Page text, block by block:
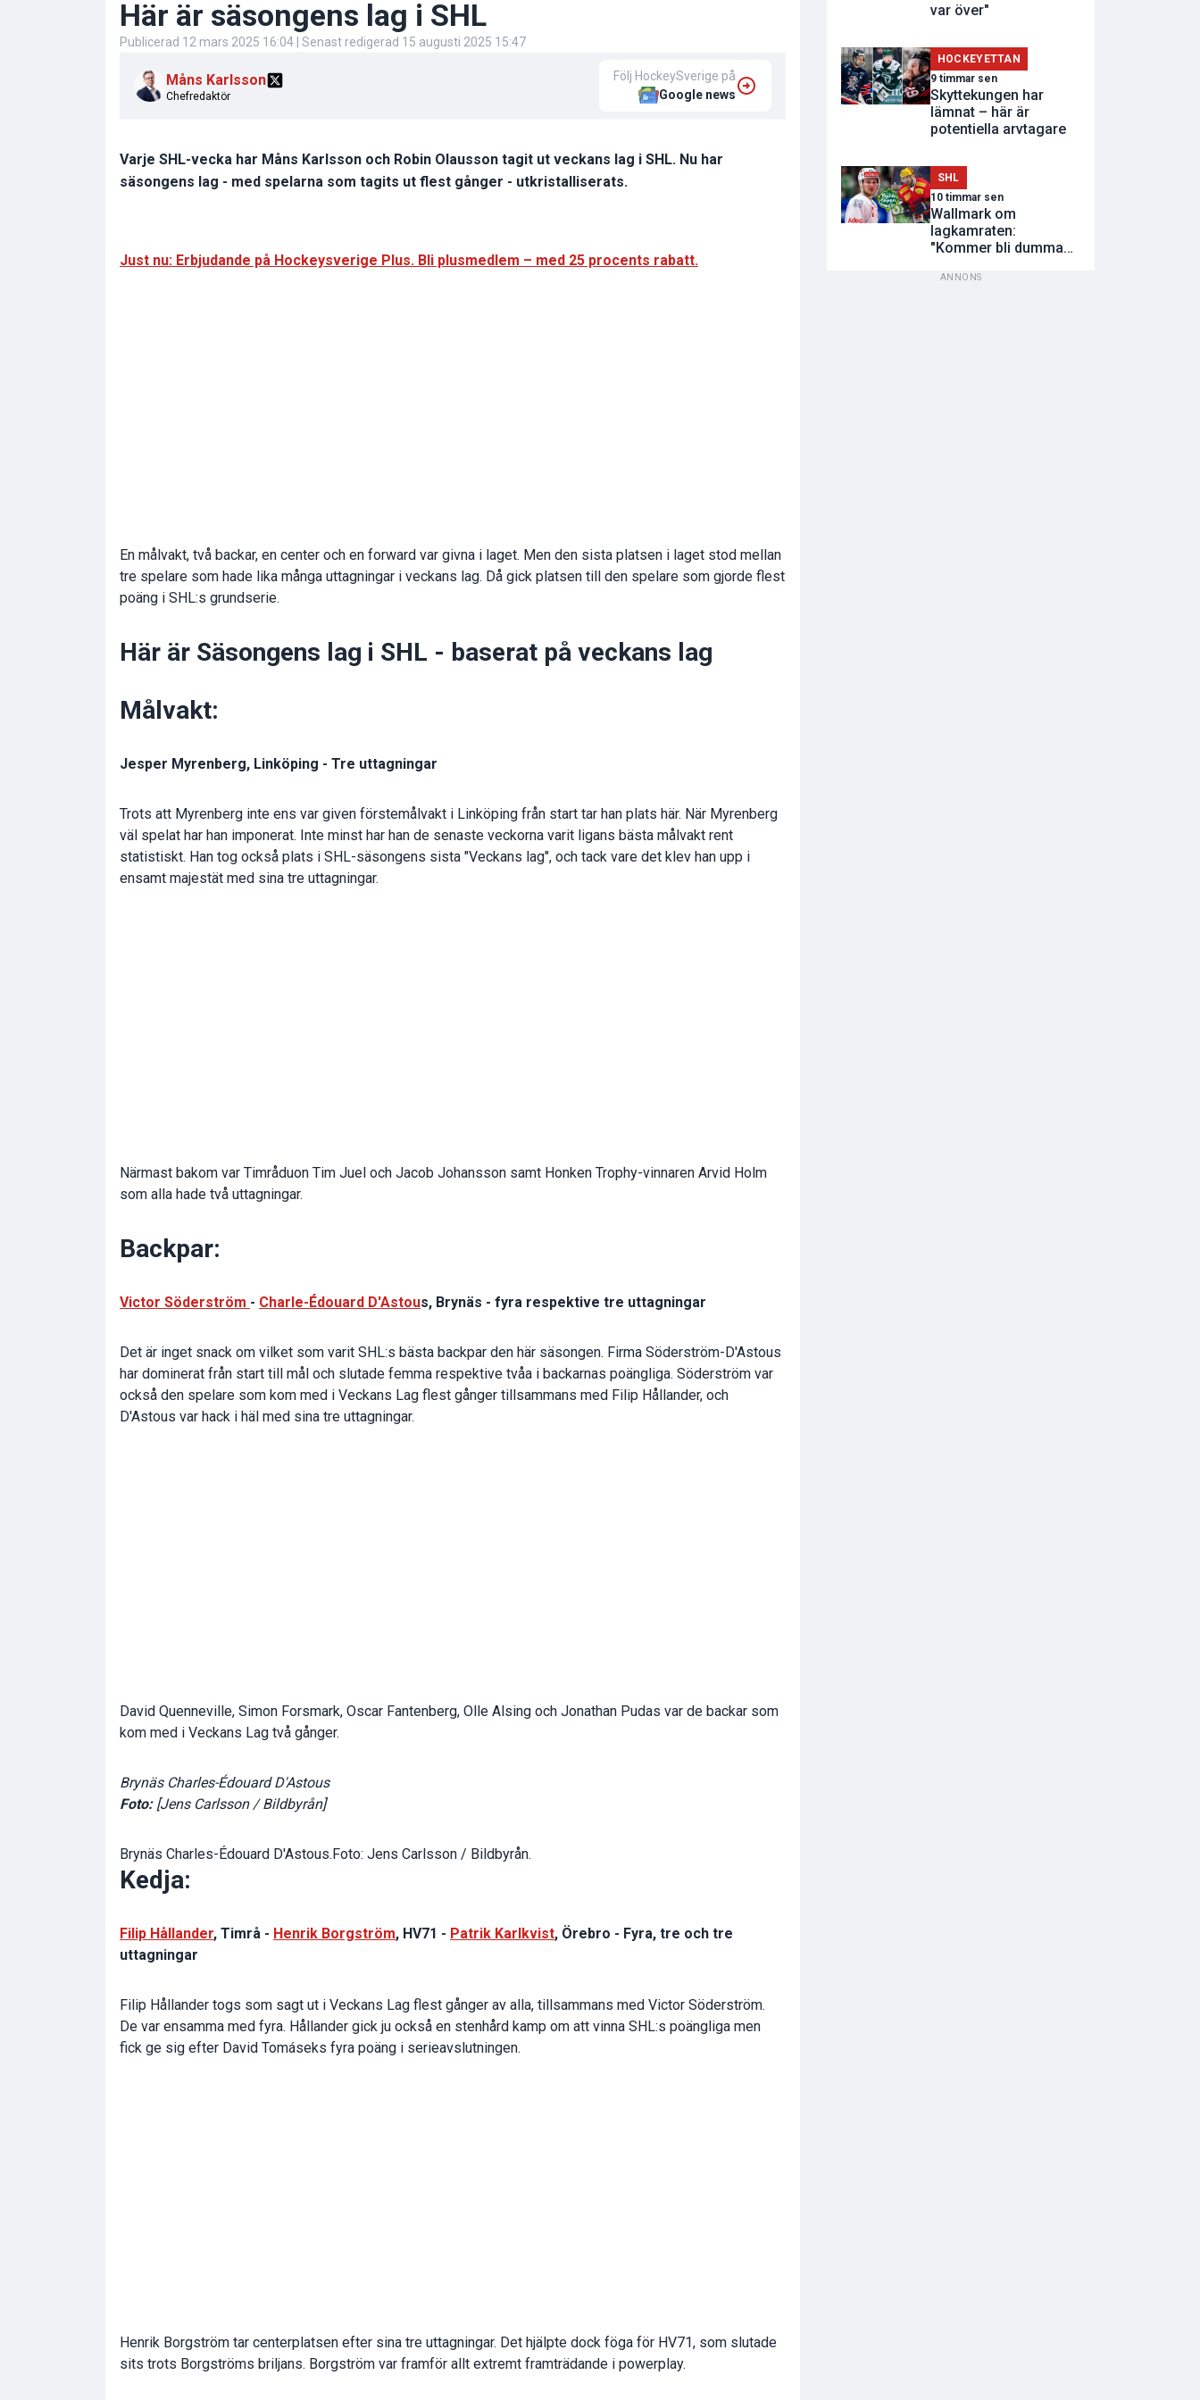
Här är säsongens lag i SHL
Publicerad 12 mars 2025 16:04 | Senast redigerad 15 augusti 2025 15:47
Måns Karlsson
Chefredaktör
Följ HockeySverige på
Google news
Varje SHL-vecka har Måns Karlsson och Robin Olausson tagit ut veckans lag i SHL. Nu har
säsongens lag - med spelarna som tagits ut flest gånger - utkristalliserats.
Just nu: Erbjudande på Hockeysverige Plus. Bli plusmedlem – med 25 procents rabatt.
En målvakt, två backar, en center och en forward var givna i laget. Men den sista platsen i laget stod mellan
tre spelare som hade lika många uttagningar i veckans lag. Då gick platsen till den spelare som gjorde flest
poäng i SHL:s grundserie.
Här är Säsongens lag i SHL - baserat på veckans lag
Målvakt:
Jesper Myrenberg, Linköping - Tre uttagningar
Trots att Myrenberg inte ens var given förstemålvakt i Linköping från start tar han plats här. När Myrenberg
väl spelat har han imponerat. Inte minst har han de senaste veckorna varit ligans bästa målvakt rent
statistiskt. Han tog också plats i SHL-säsongens sista "Veckans lag", och tack vare det klev han upp i
ensamt majestät med sina tre uttagningar.
Närmast bakom var Timråduon Tim Juel och Jacob Johansson samt Honken Trophy-vinnaren Arvid Holm
som alla hade två uttagningar.
Backpar:
Victor Söderström - Charle-Édouard D'Astous, Brynäs - fyra respektive tre uttagningar
Det är inget snack om vilket som varit SHL:s bästa backpar den här säsongen. Firma Söderström-D'Astous
har dominerat från start till mål och slutade femma respektive tvåa i backarnas poängliga. Söderström var
också den spelare som kom med i Veckans Lag flest gånger tillsammans med Filip Hållander, och
D'Astous var hack i häl med sina tre uttagningar.
David Quenneville, Simon Forsmark, Oscar Fantenberg, Olle Alsing och Jonathan Pudas var de backar som
kom med i Veckans Lag två gånger.
Brynäs Charles-Édouard D'Astous
Foto: [Jens Carlsson / Bildbyrån]
Brynäs Charles-Édouard D'Astous.Foto: Jens Carlsson / Bildbyrån.
Kedja:
Filip Hållander, Timrå - Henrik Borgström, HV71 - Patrik Karlkvist, Örebro - Fyra, tre och tre
uttagningar
Filip Hållander togs som sagt ut i Veckans Lag flest gånger av alla, tillsammans med Victor Söderström.
De var ensamma med fyra. Hållander gick ju också en stenhård kamp om att vinna SHL:s poängliga men
fick ge sig efter David Tomáseks fyra poäng i serieavslutningen.
Henrik Borgström tar centerplatsen efter sina tre uttagningar. Det hjälpte dock föga för HV71, som slutade
sits trots Borgströms briljans. Borgström var framför allt extremt framträdande i powerplay.
var över"
HOCKEYETTAN
9 timmar sen
Skyttekungen har
lämnat – här är
potentiella arvtagare
SHL
10 timmar sen
Wallmark om
lagkamraten:
"Kommer bli dumma
ANNONS